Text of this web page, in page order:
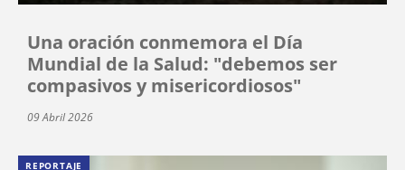
Una oración conmemora el Día
Mundial de la Salud: "debemos ser
compasivos y misericordiosos"
09 Abril 2026
REPORTAJE